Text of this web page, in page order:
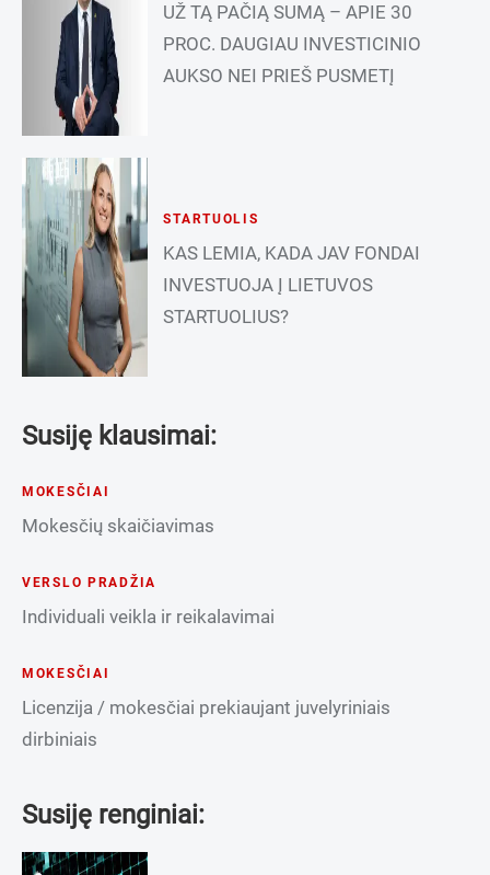
UŽ TĄ PAČIĄ SUMĄ – APIE 30
PROC. DAUGIAU INVESTICINIO
AUKSO NEI PRIEŠ PUSMETĮ
STARTUOLIS
KAS LEMIA, KADA JAV FONDAI
INVESTUOJA Į LIETUVOS
STARTUOLIUS?
Susiję klausimai:
MOKESČIAI
Mokesčių skaičiavimas
VERSLO PRADŽIA
Individuali veikla ir reikalavimai
MOKESČIAI
Licenzija / mokesčiai prekiaujant juvelyriniais
dirbiniais
Susiję renginiai: